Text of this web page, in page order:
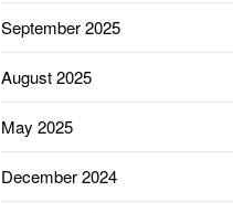
September 2025
August 2025
May 2025
December 2024